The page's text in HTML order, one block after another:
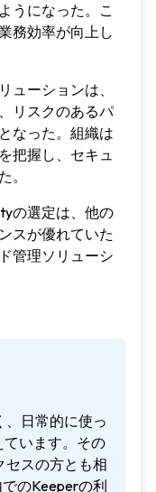
うになった。こ
務効率が向上し
ューションは、
リスクのあるパ
なった。組織は
把握し、セキュ
。
の選定は、他の
スが優れていた
管理ソリューシ
、日常的に使っ
います。その
セスの方とも相
のKeeperの利